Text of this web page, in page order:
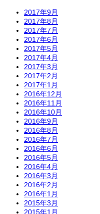
2017年9月
2017年8月
2017年7月
2017年6月
2017年5月
2017年4月
2017年3月
2017年2月
2017年1月
2016年12月
2016年11月
2016年10月
2016年9月
2016年8月
2016年7月
2016年6月
2016年5月
2016年4月
2016年3月
2016年2月
2016年1月
2015年3月
2015年1月